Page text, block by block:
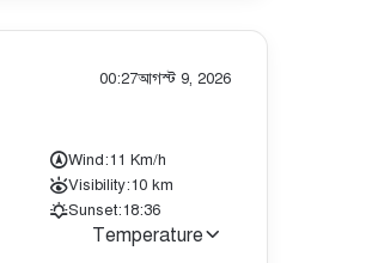
00:27আগস্ট 9, 2026
Wind:11 Km/h
Visibility:10 km
Sunset:18:36
Temperature